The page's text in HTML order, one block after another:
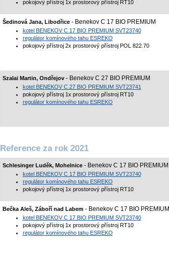
pokojový přístroj 1x prostorový přístroj RT10
Šedinová Jana, Libodřice - Benekov C 17 BIO PREMIUM
kotel BENEKOV C 17 BIO PREMIUM SVT23740
regulátor komínového tahu ESREKO
pokojový přístroj 2x prostorový přístroj POL 822.70
Szalai Martin, Ondřejov - Benekov C 27 BIO PREMIUM
kotel BENEKOV C 27 BIO PREMIUM SVT23741
pokojový přístroj 1x prostorový přístroj RT10
regulátor komínového tahu ESREKO
Reference za rok 2021
Schlesinger Luděk, Mohelnice - Benekov C 17 BIO PREMIUM
kotel BENEKOV C 17 BIO PREMIUM SVT23740
regulátor komínového tahu ESREKO
pokojový přístroj 1x prostorový přístroj RT10
Bečka Aleš, Záboří nad Labem - Benekov C 17 BIO PREMIUM
kotel BENEKOV C 17 BIO PREMIUM SVT23740
pokojový přístroj 1x prostorový přístroj RT10
regulátor komínového tahu ESREKO